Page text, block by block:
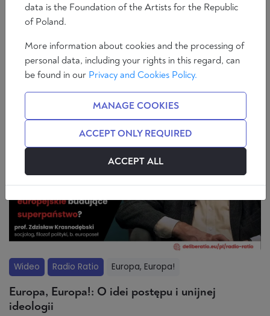
Europa, Europa!: O teorii i praktyce nauk
Maciej Mazurek
Zdzisław Krasnodębski
Wideo Radio Ratio Europa, Europa!
Europa, Europa!: O idei postępu i unijnej
ideologii
data is the Foundation of the Artists for the Republic
of Poland.
More information about cookies and the processing of
personal data, including your rights in this regard, can
be found in our Privacy and Cookies Policy.
MANAGE COOKIES
ACCEPT ONLY REQUIRED
ACCEPT ALL